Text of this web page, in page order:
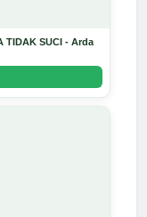
TIDAK SUCI - Arda